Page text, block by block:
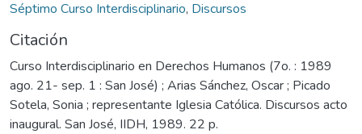
Séptimo Curso Interdisciplinario, Discursos
Citación
Curso Interdisciplinario en Derechos Humanos (7o. : 1989
ago. 21- sep. 1 : San José) ; Arias Sánchez, Oscar ; Picado
Sotela, Sonia ; representante Iglesia Católica. Discursos acto
inaugural. San José, IIDH, 1989. 22 p.